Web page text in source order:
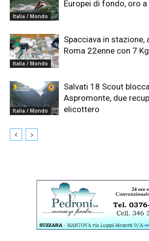
Italia / Mondo
Europei di fondo, oro a
Italia / Mondo
Spacciava in stazione,
Roma 22enne con 7
Italia / Mondo
Salvati 18 Scout
Aspromonte, due
elicottero